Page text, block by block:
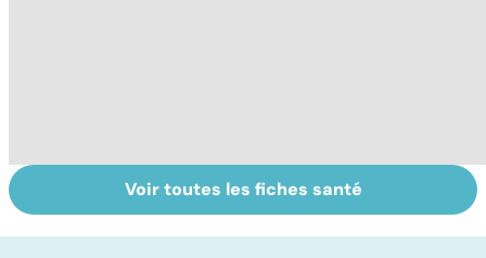
Le paludisme, un
fléau planétaire
Tout savoir sur
les infections
Voir toutes les fiches santé